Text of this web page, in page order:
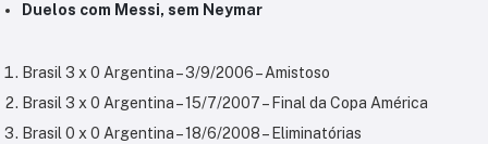
Duelos com Messi, sem Neymar
Brasil 3 x 0 Argentina – 3/9/2006 – Amistoso
Brasil 3 x 0 Argentina – 15/7/2007 – Final da Copa América
Brasil 0 x 0 Argentina – 18/6/2008 – Eliminatórias